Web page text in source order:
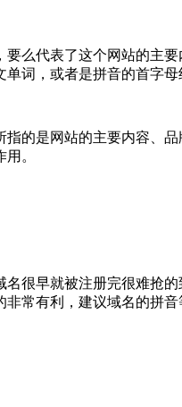
么代表了这个网站的主
词，或者是拼音的首字
的是网站的主要内容、
。
很早就被注册完很难抢
常有利，建议域名的拼